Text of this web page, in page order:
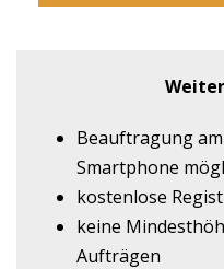
Beauftragung
Smartphone
kostenlose
keine
Aufträgen